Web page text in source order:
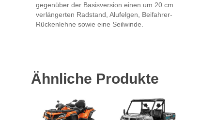
gegenüber der Basisversion einen um 20 cm
verlängerten Radstand, Alufelgen, Beifahrer-
Rückenlehne sowie eine Seilwinde.
Ähnliche Produkte